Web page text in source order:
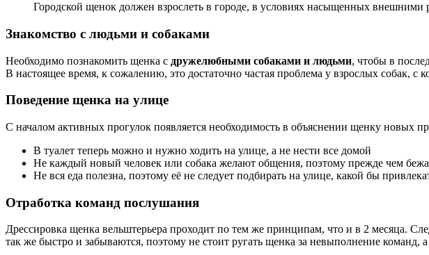
Городской щенок должен взрослеть в городе, в условиях насыщенных внешними
Знакомство с людьми и собаками
Необходимо познакомить щенка с дружелюбными собаками и людьми, чтобы в
В настоящее время, к сожалению, это достаточно частая проблема у взрослых собак,
Поведение щенка на улице
С началом активных прогулок появляется необходимость в объяснении щенку новых
В туалет теперь можно и нужно ходить на улице, а не нести все домой
Не каждый новый человек или собака желают общения, поэтому прежде чем
Не вся еда полезна, поэтому её не следует подбирать на улице, какой бы
Отработка команд послушания
Дрессировка щенка вельштерьера проходит по тем же принципам, что и в 2 месяца.
так же быстро и забываются, поэтому не стоит ругать щенка за невыполнение